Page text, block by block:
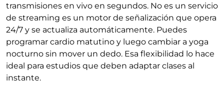
transmisiones en vivo en segundos. No es un servicio
de streaming es un motor de señalización que opera
24/7 y se actualiza automáticamente. Puedes
programar cardio matutino y luego cambiar a yoga
nocturno sin mover un dedo. Esa flexibilidad lo hace
ideal para estudios que deben adaptar clases al
instante.